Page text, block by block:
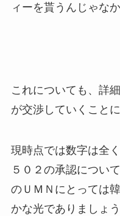
ィーを貰うんじゃな
これについても、詳
が交渉していくこと
現時点では数字は全
５０２の承認につい
のＵＭＮにとっては
かな光でありましょう